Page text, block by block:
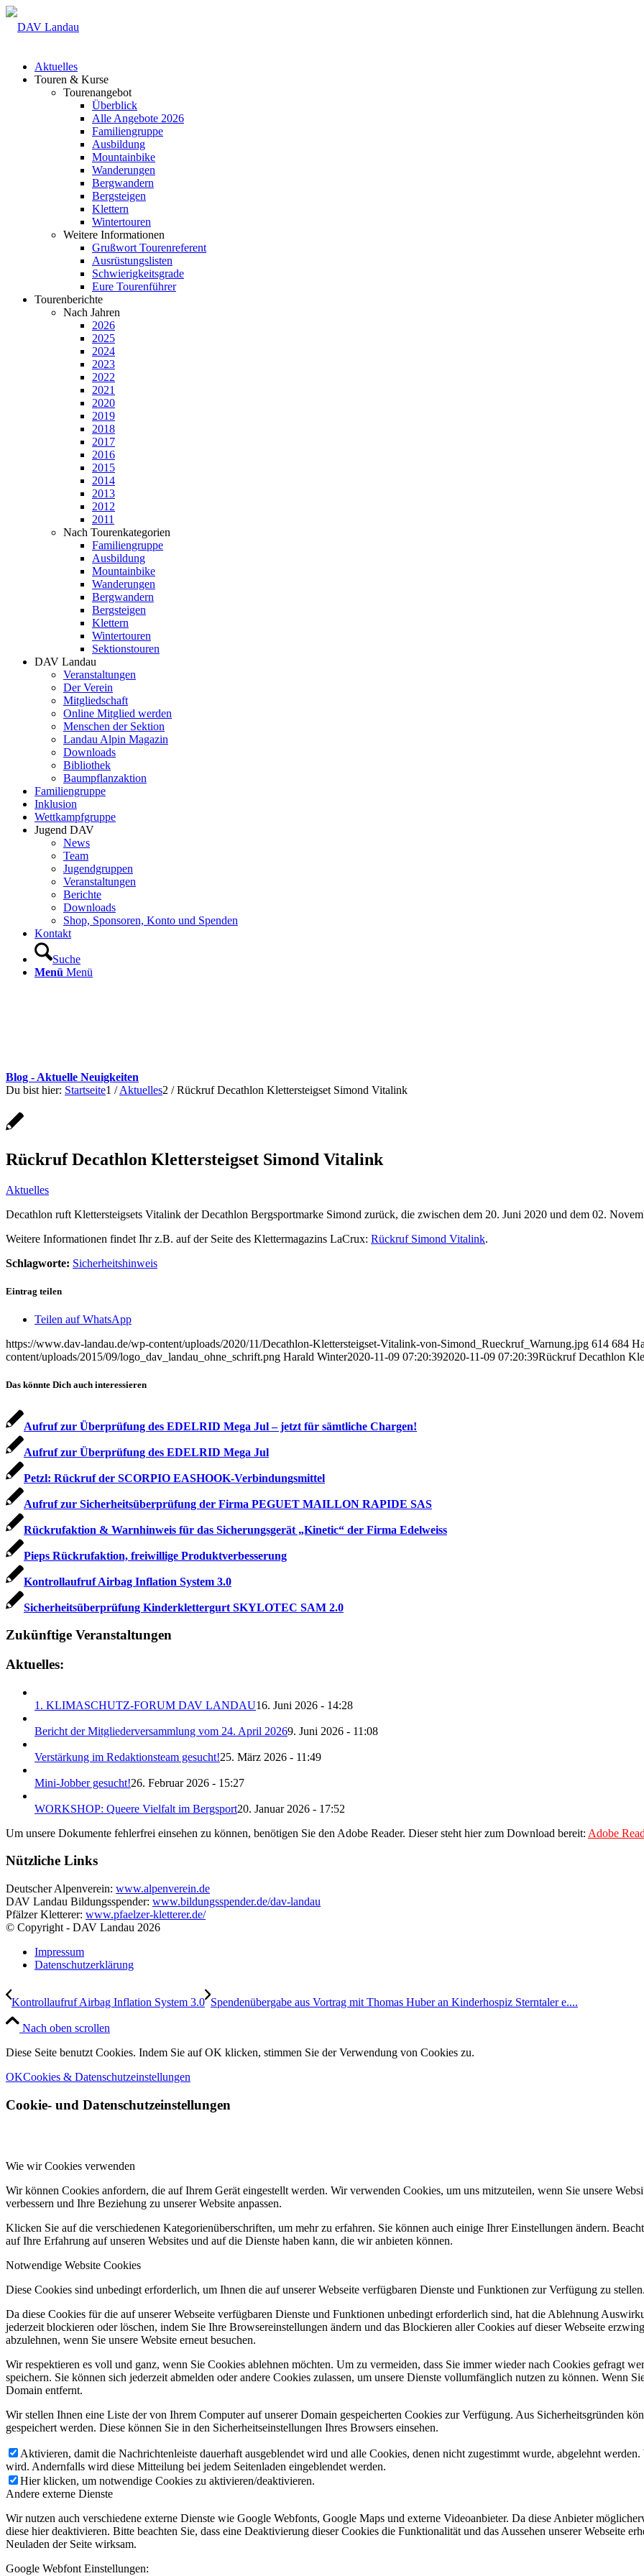
Aktuelles
Touren & Kurse
Tourenangebot
Überblick
Alle Angebote 2026
Familiengruppe
Ausbildung
Mountainbike
Wanderungen
Bergwandern
Bergsteigen
Klettern
Wintertouren
Weitere Informationen
Grußwort Tourenreferent
Ausrüstungslisten
Schwierigkeitsgrade
Eure Tourenführer
Tourenberichte
Nach Jahren
2026
2025
2024
2023
2022
2021
2020
2019
2018
2017
2016
2015
2014
2013
2012
2011
Nach Tourenkategorien
Familiengruppe
Ausbildung
Mountainbike
Wanderungen
Bergwandern
Bergsteigen
Klettern
Wintertouren
Sektionstouren
DAV Landau
Veranstaltungen
Der Verein
Mitgliedschaft
Online Mitglied werden
Menschen der Sektion
Landau Alpin Magazin
Downloads
Bibliothek
Baumpflanzaktion
Familiengruppe
Inklusion
Wettkampfgruppe
Jugend DAV
News
Team
Jugendgruppen
Veranstaltungen
Berichte
Downloads
Shop, Sponsoren, Konto und Spenden
Kontakt
Suche
Menü Menü
Blog - Aktuelle Neuigkeiten
Du bist hier: Startseite1 / Aktuelles2 / Rückruf Decathlon Klettersteigset Simond Vitalink
Rückruf Decathlon Klettersteigset Simond Vitalink
Aktuelles
Decathlon ruft Klettersteigsets Vitalink der Decathlon Bergsportmarke Simond zurück, die zwischen dem 20. Juni 2020 und dem 02.
Weitere Informationen findet Ihr z.B. auf der Seite des Klettermagazins LaCrux: Rückruf Simond Vitalink.
Schlagworte: Sicherheitshinweis
Eintrag teilen
Teilen auf WhatsApp
https://www.dav-landau.de/wp-content/uploads/2020/11/Decathlon-Klettersteigset-Vitalink-von-Simond_Rueckruf_Warnung.jpg 614 684
content/uploads/2015/09/logo_dav_landau_ohne_schrift.png Harald Winter2020-11-09 07:20:392020-11-09 07:20:39Rückruf Decathlon
Das könnte Dich auch interessieren
Aufruf zur Überprüfung des EDELRID Mega Jul – jetzt für sämtliche Chargen!
Aufruf zur Überprüfung des EDELRID Mega Jul
Petzl: Rückruf der SCORPIO EASHOOK-Verbindungsmittel
Aufruf zur Sicherheitsüberprüfung der Firma PEGUET MAILLON RAPIDE SAS
Rückrufaktion & Warnhinweis für das Sicherungsgerät „Kinetic“ der Firma Edelweiss
Pieps Rückrufaktion, freiwillige Produktverbesserung
Kontrollaufruf Airbag Inflation System 3.0
Sicherheitsüberprüfung Kinderklettergurt SKYLOTEC SAM 2.0
Zukünftige Veranstaltungen
Aktuelles:
1. KLIMASCHUTZ-FORUM DAV LANDAU16. Juni 2026 - 14:28
Bericht der Mitgliederversammlung vom 24. April 20269. Juni 2026 - 11:08
Verstärkung im Redaktionsteam gesucht!25. März 2026 - 11:49
Mini-Jobber gesucht!26. Februar 2026 - 15:27
WORKSHOP: Queere Vielfalt im Bergsport20. Januar 2026 - 17:52
Um unsere Dokumente fehlerfrei einsehen zu können, benötigen Sie den Adobe Reader. Dieser steht hier zum Download bereit: Adobe
Nützliche Links
Deutscher Alpenverein: www.alpenverein.de
DAV Landau Bildungsspender: www.bildungsspender.de/dav-landau
Pfälzer Kletterer: www.pfaelzer-kletterer.de/
© Copyright - DAV Landau 2026
Impressum
Datenschutzerklärung
Kontrollaufruf Airbag Inflation System 3.0 Spendenübergabe aus Vortrag mit Thomas Huber an Kinderhospiz Sterntaler e....
Nach oben scrollen
Diese Seite benutzt Cookies. Indem Sie auf OK klicken, stimmen Sie der Verwendung von Cookies zu.
OKCookies & Datenschutzeinstellungen
Cookie- und Datenschutzeinstellungen
Wie wir Cookies verwenden
Wir können Cookies anfordern, die auf Ihrem Gerät eingestellt werden. Wir verwenden Cookies, um uns mitzuteilen, wenn Sie unsere
verbessern und Ihre Beziehung zu unserer Website anpassen.
Klicken Sie auf die verschiedenen Kategorienüberschriften, um mehr zu erfahren. Sie können auch einige Ihrer Einstellungen ändern.
auf Ihre Erfahrung auf unseren Websites und auf die Dienste haben kann, die wir anbieten können.
Notwendige Website Cookies
Diese Cookies sind unbedingt erforderlich, um Ihnen die auf unserer Webseite verfügbaren Dienste und Funktionen zur Verfügung zu
Da diese Cookies für die auf unserer Webseite verfügbaren Dienste und Funktionen unbedingt erforderlich sind, hat die Ablehnung
jederzeit blockieren oder löschen, indem Sie Ihre Browsereinstellungen ändern und das Blockieren aller Cookies auf dieser Webseite
abzulehnen, wenn Sie unsere Website erneut besuchen.
Wir respektieren es voll und ganz, wenn Sie Cookies ablehnen möchten. Um zu vermeiden, dass Sie immer wieder nach Cookies gefragt
speichern. Sie können sich jederzeit abmelden oder andere Cookies zulassen, um unsere Dienste vollumfänglich nutzen zu können. Wenn
Domain entfernt.
Wir stellen Ihnen eine Liste der von Ihrem Computer auf unserer Domain gespeicherten Cookies zur Verfügung. Aus Sicherheitsgründen
gespeichert werden. Diese können Sie in den Sicherheitseinstellungen Ihres Browsers einsehen.
Aktivieren, damit die Nachrichtenleiste dauerhaft ausgeblendet wird und alle Cookies, denen nicht zugestimmt wurde, abgelehnt
wird. Andernfalls wird diese Mitteilung bei jedem Seitenladen eingeblendet werden.
Hier klicken, um notwendige Cookies zu aktivieren/deaktivieren.
Andere externe Dienste
Wir nutzen auch verschiedene externe Dienste wie Google Webfonts, Google Maps und externe Videoanbieter. Da diese Anbieter
diese hier deaktivieren. Bitte beachten Sie, dass eine Deaktivierung dieser Cookies die Funktionalität und das Aussehen unserer Webseite
Neuladen der Seite wirksam.
Google Webfont Einstellungen: